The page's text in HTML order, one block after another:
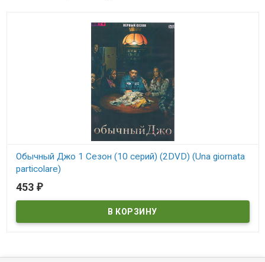
Обычный Джо 1 Сезон (10 серий) (2DVD) (Una giornata
particolare)
В наличии
453 ₽